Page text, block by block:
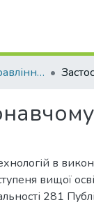
281 «Публічне управління та адміністрування» - Магістри 2024-2025
в
вищої
281